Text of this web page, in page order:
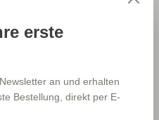
erste
an und erhalten
Bestellung, direkt per E-